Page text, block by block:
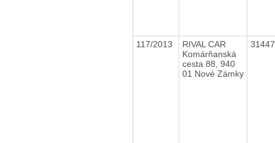
117/2013
RIVAL CAR
Komárňanská
cesta 88, 940
01 Nové Zámky